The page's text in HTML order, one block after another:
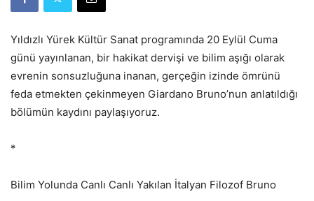
Yıldızlı Yürek Kültür Sanat programında 20 Eylül Cuma
günü yayınlanan, bir hakikat dervişi ve bilim aşığı olarak
evrenin sonsuzluğuna inanan, gerçeğin izinde ömrünü
feda etmekten çekinmeyen Giardano Bruno’nun anlatıldığı
bölümün kaydını paylaşıyoruz.
*
Bilim Yolunda Canlı Canlı Yakılan İtalyan Filozof Bruno